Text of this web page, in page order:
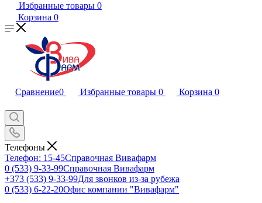
Избранные товары 0
Корзина 0
Сравнение0 Избранные товары 0 Корзина 0
Телефоны
Телефон: 15-45Справочная Вивафарм
0 (533) 9-33-99Справочная Вивафарм
+373 (533) 9-33-99Для звонков из-за рубежа
0 (533) 6-22-20Офис компании "Вивафарм"